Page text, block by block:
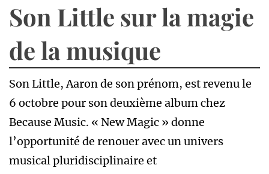
Son Little sur la magie
de la musique
Son Little, Aaron de son prénom, est revenu le
6 octobre pour son deuxième album chez
Because Music. « New Magic » donne
l’opportunité de renouer avec un univers
musical pluridisciplinaire et